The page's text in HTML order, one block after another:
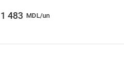
1 483 MDL/un